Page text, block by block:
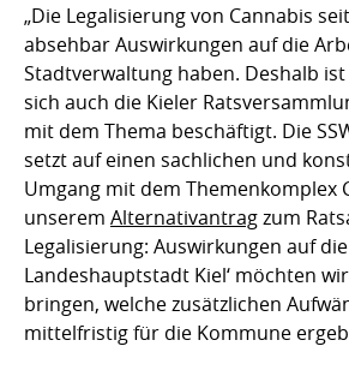
„Die Legalisierung von Cannabis
absehbar Auswirkungen auf die
Stadtverwaltung haben. Deshalb
sich auch die Kieler
mit dem Thema beschäftigt. Die
setzt auf einen sachlichen und
Umgang mit dem Themenkomplex
unserem Alternativantragzum
Legalisierung: Auswirkungen auf die
Landeshauptstadt Kiel‘ möchten
bringen, welche zusätzlichen
mittelfristig für die Kommune